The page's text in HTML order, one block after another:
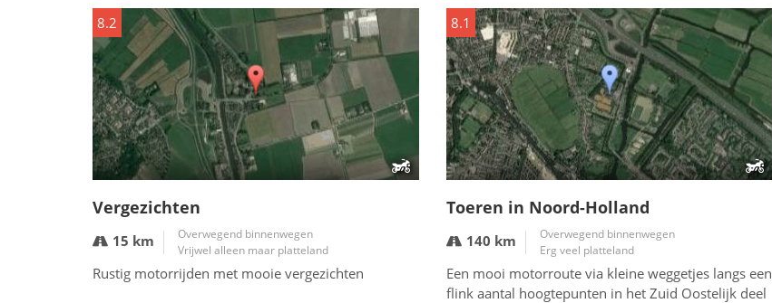
8.2
Vergezichten
15 km
Overwegend binnenwegen
Vrijwel alleen maar platteland
Rustig motorrijden met mooie vergezichten
8.1
Toeren in Noord-Holland
140 km
Overwegend binnenwegen
Erg veel platteland
Een mooi motorroute via kleine weggetjes langs een
flink aantal hoogtepunten in het Zuid Oostelijk deel